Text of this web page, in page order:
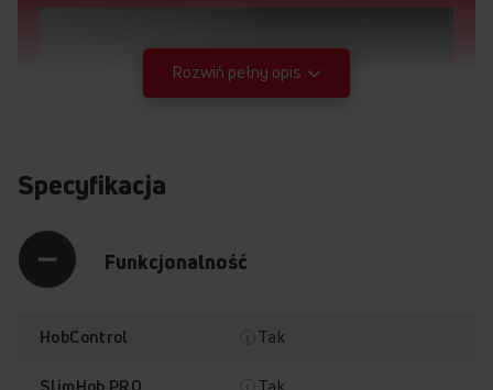
Rozwiń pełny opis
Specyfikacja
Funkcjonalność
HobControl Tak